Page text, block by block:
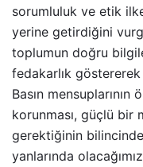
sorumluluk ve etik
yerine getirdiğini
toplumun doğru
fedakarlık
Basın mensuplarının
korunması, güçlü bir
gerektiğinin
yanlarında